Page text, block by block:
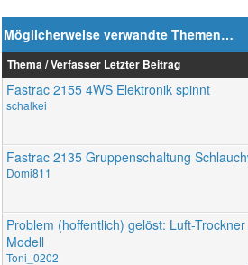
Möglicherweise verwandte Themen…
Thema / Verfasser Letzter Beitrag
Fastrac 2155 4WS Elektronik spinnt
schalkei
Fastrac 2135 Gruppenschaltung
Domi811
Problem (hoffentlich) gelöst: Luft-
Modell
Toni_0202